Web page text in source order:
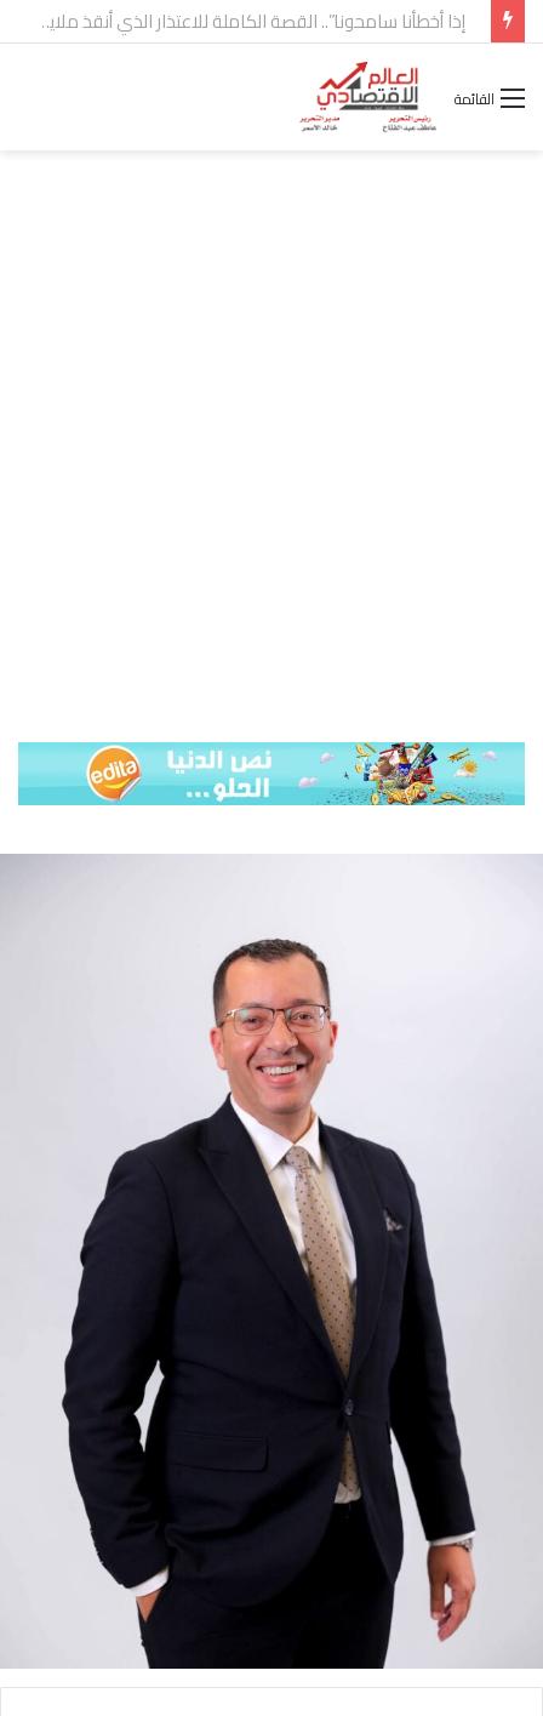
شركة “Scope Developments” تعلن تولي أحمد كمال عيسى منصب الرئيس التنفيذي للقطاع التجاري
القائمة